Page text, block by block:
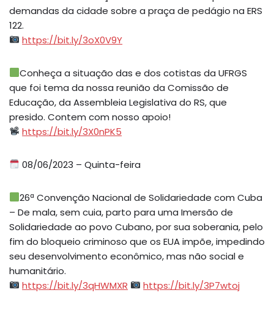
demandas da cidade sobre a praça de pedágio na ERS
122.
https://bit.ly/3oX0V9Y
Conheça a situação das e dos cotistas da UFRGS
que foi tema da nossa reunião da Comissão de
Educação, da Assembleia Legislativa do RS, que
presido. Contem com nosso apoio!
https://bit.ly/3X0nPK5
08/06/2023 – Quinta-feira
26ª Convenção Nacional de Solidariedade com Cuba
– De mala, sem cuia, parto para uma Imersão de
Solidariedade ao povo Cubano, por sua soberania, pelo
fim do bloqueio criminoso que os EUA impõe, impedindo
seu desenvolvimento econômico, mas não social e
humanitário.
https://bit.ly/3qHWMXR
https://bit.ly/3P7wtoj